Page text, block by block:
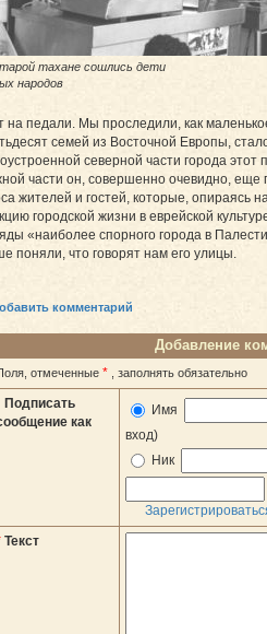
тахане сошлись дети
народов
на педали. Мы проследили, как
семей из Восточной Европы,
северной части города
части он, совершенно очевидно,
жителей и гостей, которые, опираясь
городской жизни в еврейской
«наиболее спорного города в
поняли, что говорят нам его улицы.
комментарий
Добавление
отмеченные * , заполнять обязательно
Подписать
как
Имя
вход)
Ник
Текст